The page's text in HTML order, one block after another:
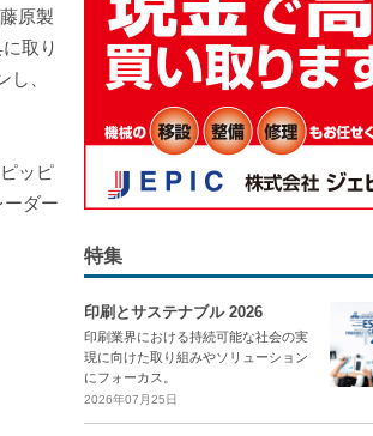
原製
取り
、
ッピ
ダー
特集
印刷とサステナブル 2026
印刷業界における持続可能な社会の実
現に向けた取り組みやソリューション
にフォーカス。
2026年07月25日